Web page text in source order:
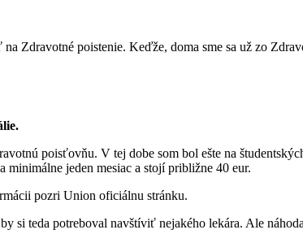
Zdravotné poistenie. Keďže, doma sme sa už zo
poisťovňu. V tej dobe som bol ešte na
jeden mesiac a stojí približne 40 eur.
pozri Union oficiálnu stránku.
si teda potreboval navštíviť nejakého lekára. Ale